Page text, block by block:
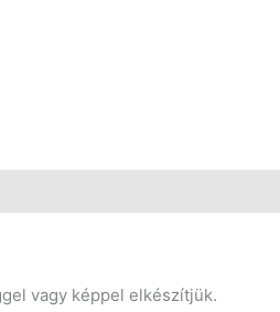
vagy képpel elkészítjük.